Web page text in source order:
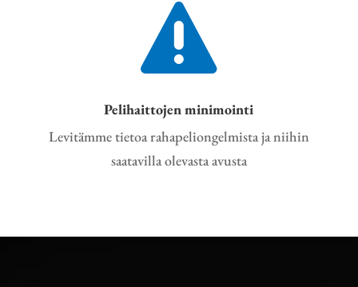

Pelihaittojen minimointi
Levitämme tietoa rahapeliongelmista ja niihin
saatavilla olevasta avusta